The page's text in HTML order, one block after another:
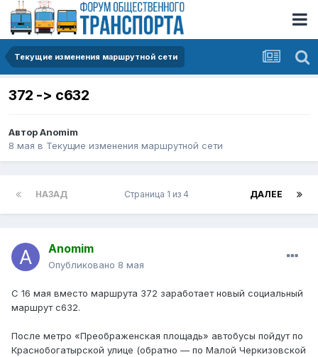
Текущие изменения маршрутной сети
372 -> с632
АвторAnomim
8 мая в Текущие изменения маршрутной сети
НАЗАД ДАЛЕЕ
Страница 1 из 4
Anomim
Опубликовано 8 мая
С 16 мая вместо маршрута 372 заработает новый социальный
маршрут с632.
После метро «Преображенская площадь» автобусы пойдут по
Краснобогатырской улице (обратно — по Малой Черкизовской